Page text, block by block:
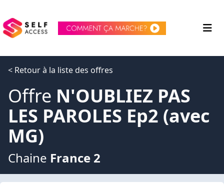
< Retour à la liste des offres
Offre N'OUBLIEZ PAS
LES PAROLES Ep2 (avec
MG)
Chaine France 2